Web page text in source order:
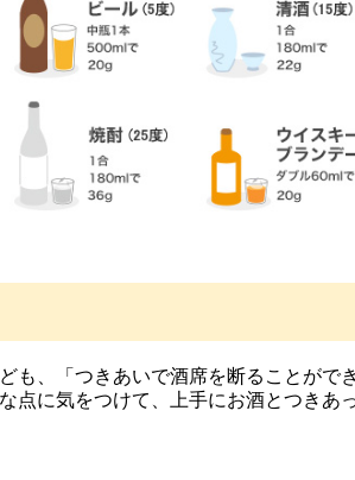
も、「つきあいで酒席を断ることが
点に気をつけて、上手にお酒とつきあ